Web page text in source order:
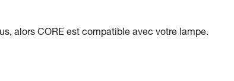
alors CORE est compatible avec votre lampe.